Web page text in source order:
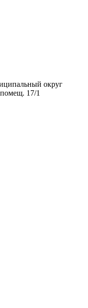
округ
17/1